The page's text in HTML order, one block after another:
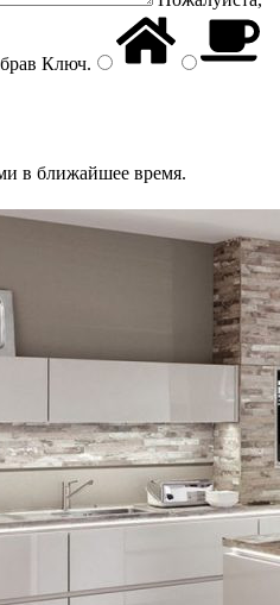
Ключ.
в ближайшее время.